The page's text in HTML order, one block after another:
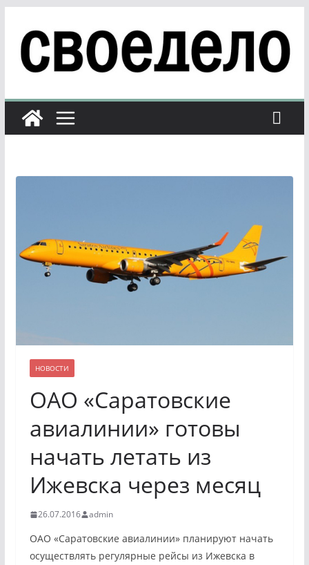
содержимому
НОВОСТИ
ОАО «Саратовские
авиалинии» готовы
начать летать из
Ижевска через месяц
26.07.2016 admin
ОАО «Саратовские авиалинии» планируют начать
осуществлять регулярные рейсы из Ижевска в